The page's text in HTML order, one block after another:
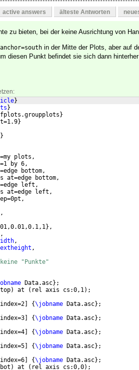
active answers älteste Antworten
zu bieten, bei der keine Ausrichtung von
anchor=south in der Mitte der Plots, aber auf
diesen Punkt befindet sie sich dann
}
}
}
}
}
plots,
by 6,
bottom,
at=edge bottom,
left,
at=edge left,
} ,
,
,
,
keine "Punkte"
Data.asc} ;
) at ( rel axis cs:0,1) ;
{\jobname Data.asc} ;
{\jobname Data.asc} ;
{\jobname Data.asc} ;
{\jobname Data.asc} ;
{\jobname Data.asc} ;
) at ( rel axis cs:0,0) ;